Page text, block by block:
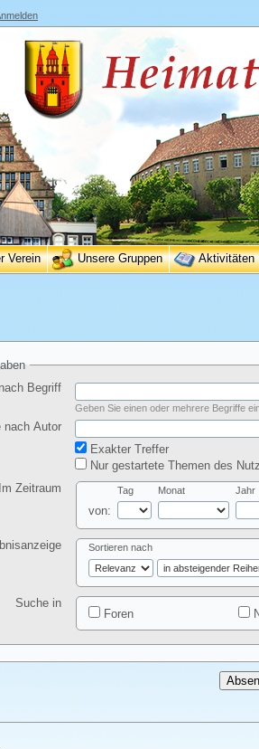
Verein Unsere Gruppen Aktivitäten
Begriff
Geben Sie einen oder mehrere Begriffe
nach Autor
Exakter Treffer
Nur gestartete Themen des
Im Zeitraum
von:
Tag Monat Jahr
Sortieren nach
Suche in
Foren